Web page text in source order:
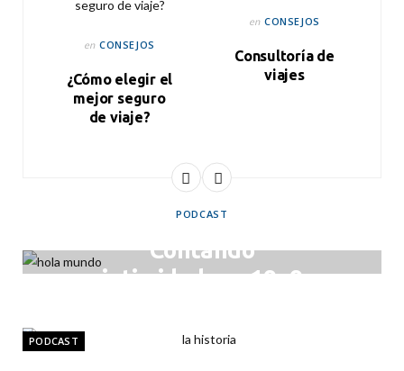
en CONSEJOS
¿Cómo elegir el
mejor seguro
de viaje?
en CONSEJOS
Consultoría de
viajes
PODCAST
Contando
intimidades – 19×9
PODCAST